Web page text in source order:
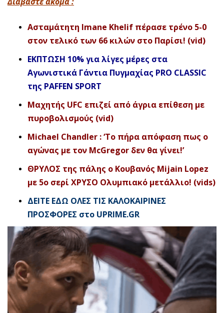
Ασταμάτητη Imane Khelif πέρασε τρένο 5-0
στον τελικό των 66 κιλών στο Παρίσι! (vid)
ΕΚΠΤΩΣΗ 10% για λίγες μέρες στα
Αγωνιστικά Γάντια Πυγμαχίας PRO CLASSIC
της PAFFEN SPORT
Μαχητής UFC επιζεί από άγρια επίθεση με
πυροβολισμούς (vid)
Michael Chandler : ‘Το πήρα απόφαση πως ο
αγώνας με τον McGregor δεν θα γίνει!’
ΘΡΥΛΟΣ της πάλης ο Κουβανός Mijain Lopez
με 5ο σερί ΧΡΥΣΟ Ολυμπιακό μετάλλιο! (vids)
ΔΕΙΤΕ ΕΔΩ ΟΛΕΣ ΤΙΣ ΚΑΛΟΚΑΙΡΙΝΕΣ
ΠΡΟΣΦΟΡΕΣ στο UPRIME.GR